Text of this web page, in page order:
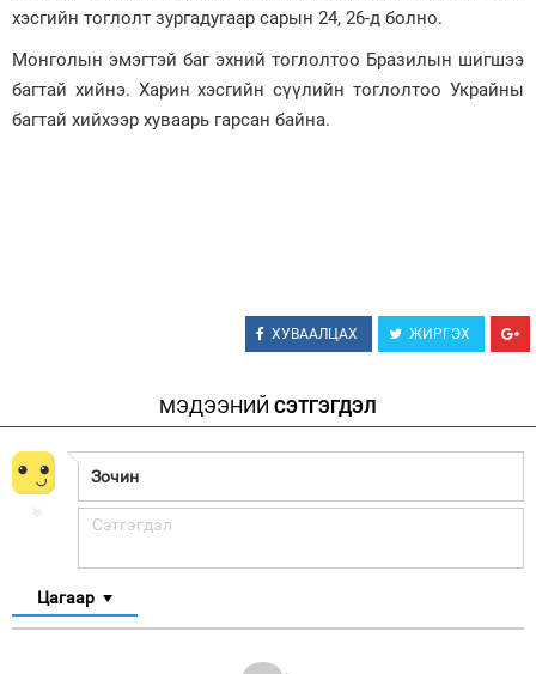
хэсгийн тоглолт зургадугаар сарын 24, 26-д болно.
Монголын эмэгтэй баг эхний тоглолтоо Бразилын шигшээ
багтай хийнэ. Харин хэсгийн сүүлийн тоглолтоо Украйны
багтай хийхээр хуваарь гарсан байна.
ХУВААЛЦАХ ЖИРГЭХ
МЭДЭЭНИЙ СЭТГЭГДЭЛ
Цагаар